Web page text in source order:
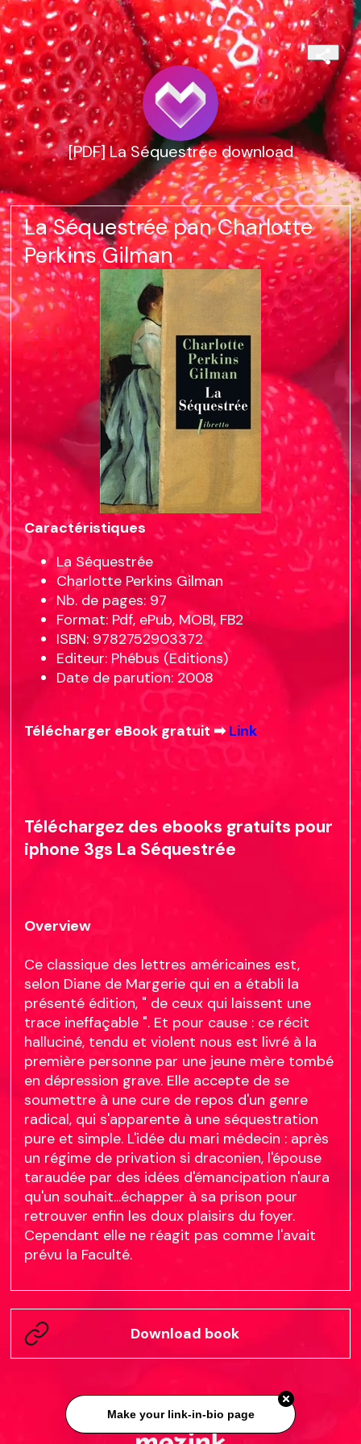
[PDF] La Séquestrée download
La Séquestrée pan Charlotte
Perkins Gilman
Caractéristiques
La Séquestrée
Charlotte Perkins Gilman
Nb. de pages: 97
Format: Pdf, ePub, MOBI, FB2
ISBN: 9782752903372
Editeur: Phébus (Editions)
Date de parution: 2008
Télécharger eBook gratuit ➡Link
Téléchargez des ebooks gratuits pour
iphone 3gs La Séquestrée
Overview
Ce classique des lettres américaines est,
selon Diane de Margerie qui en a établi la
présenté édition, " de ceux qui laissent une
trace ineffaçable ". Et pour cause : ce récit
halluciné, tendu et violent nous est livré à la
première personne par une jeune mère tombé
en dépression grave. Elle accepte de se
soumettre à une cure de repos d'un genre
radical, qui s'apparente à une séquestration
pure et simple. L'idée du mari médecin : après
un régime de privation si draconien, l'épouse
taraudée par des idées d'émancipation n'aura
qu'un souhait...échapper à sa prison pour
retrouver enfin les doux plaisirs du foyer.
Cependant elle ne réagit pas comme l'avait
prévu la Faculté.
Download book
Make your link-in-bio page